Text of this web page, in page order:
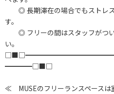
◎ 長期滞在の場合でもストレス
す。
◎ フリーの間はスタッフがつい
い。
━━━━□■□
≪ MUSEのフリーランスペースは